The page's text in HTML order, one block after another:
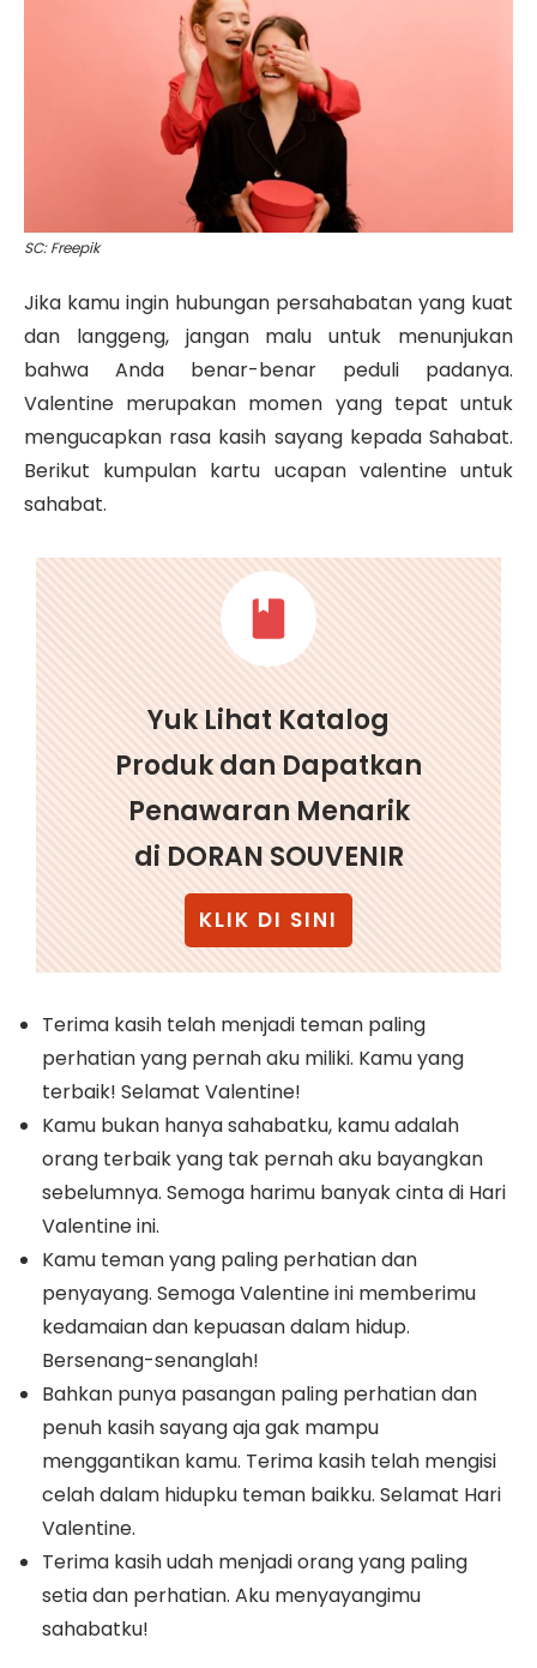
SC: Freepik
Jika kamu ingin hubungan persahabatan yang kuat
dan langgeng, jangan malu untuk menunjukan
bahwa Anda benar-benar peduli padanya.
Valentine merupakan momen yang tepat untuk
mengucapkan rasa kasih sayang kepada Sahabat.
Berikut kumpulan kartu ucapan valentine untuk
sahabat.
Yuk Lihat Katalog
Produk dan Dapatkan
Penawaran Menarik
di DORAN SOUVENIR
KLIK DI SINI
Terima kasih telah menjadi teman paling
perhatian yang pernah aku miliki. Kamu yang
terbaik! Selamat Valentine!
Kamu bukan hanya sahabatku, kamu adalah
orang terbaik yang tak pernah aku bayangkan
sebelumnya. Semoga harimu banyak cinta di Hari
Valentine ini.
Kamu teman yang paling perhatian dan
penyayang. Semoga Valentine ini memberimu
kedamaian dan kepuasan dalam hidup.
Bersenang-senanglah!
Bahkan punya pasangan paling perhatian dan
penuh kasih sayang aja gak mampu
menggantikan kamu. Terima kasih telah mengisi
celah dalam hidupku teman baikku. Selamat Hari
Valentine.
Terima kasih udah menjadi orang yang paling
setia dan perhatian. Aku menyayangimu
sahabatku!